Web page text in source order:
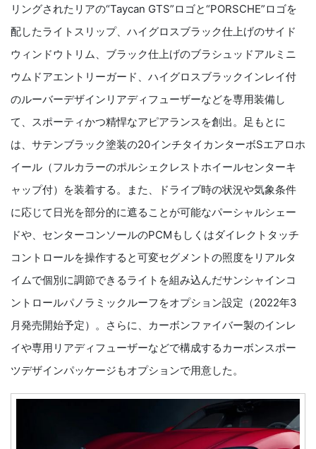
リングされたリアの“Taycan GTS”ロゴと“PORSCHE”ロゴを
配したライトスリップ、ハイグロスブラック仕上げのサイド
ウィンドウトリム、ブラック仕上げのブラシュッドアルミニ
ウムドアエントリーガード、ハイグロスブラックインレイ付
のルーバーデザインリアディフューザーなどを専用装備し
て、スポーティかつ精悍なアピアランスを創出。足もとに
は、サテンブラック塗装の20インチタイカンターボSエアロホ
イール（フルカラーのポルシェクレストホイールセンターキ
ャップ付）を装着する。また、ドライブ時の状況や気象条件
に応じて日光を部分的に遮ることが可能なパーシャルシェー
ドや、センターコンソールのPCMもしくはダイレクトタッチ
コントロールを操作すると可変セグメントの照度をリアルタ
イムで個別に調節できるライトを組み込んだサンシャインコ
ントロールパノラミックルーフをオプション設定（2022年3
月発売開始予定）。さらに、カーボンファイバー製のインレ
イや専用リアディフューザーなどで構成するカーボンスポー
ツデザインパッケージもオプションで用意した。